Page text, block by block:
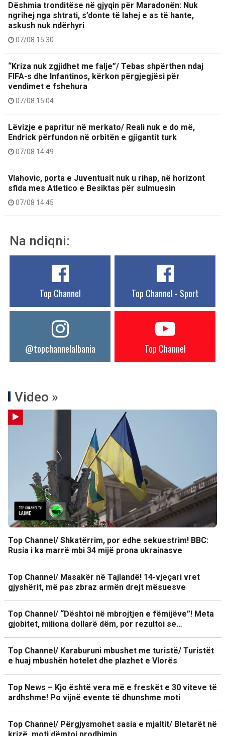
Dëshmia tronditëse në gjyqin për Maradonën: Nuk
ngrihej nga shtrati, s’donte të lahej e as të hante,
askush nuk ndërhyri
07/08 15:30
“Kriza nuk zgjidhet me falje”/ Tebas shpërthen ndaj
FIFA-s dhe Infantinos, kërkon përgjegjësi për
vendimet e fshehura
07/08 15:04
Lëvizje e papritur në merkato/ Reali nuk e do më,
Endrick përfundon në orbitën e gjigantit turk
07/08 14:49
Vlahovic, porta e Juventusit nuk u rihap, në horizont
sfida mes Atletico e Besiktas për sulmuesin
07/08 14:45
Na ndiqni:
Top Channel Top Channel - Sport
@topchannelalbania Top Channel
Video »
Top Channel/ Shkatërrim, por edhe sekuestrim! BBC:
Rusia i ka marrë mbi 34 mijë prona ukrainasve
Top Channel/ Masakër në Tajlandë! 14-vjeçari vret
gjyshërit, më pas zbraz armën drejt mësuesve
Top Channel/ “Dështoi në mbrojtjen e fëmijëve”! Meta
gjobitet, miliona dollarë dëm, por rezultoi se…
Top Channel/ Karaburuni mbushet me turistë/ Turistët
e huaj mbushën hotelet dhe plazhet e Vlorës
Top News – Kjo është vera më e freskët e 30 viteve të
ardhshme! Po vijnë evente të dhunshme moti
Top Channel/ Përgjysmohet sasia e mjaltit/ Bletarët në